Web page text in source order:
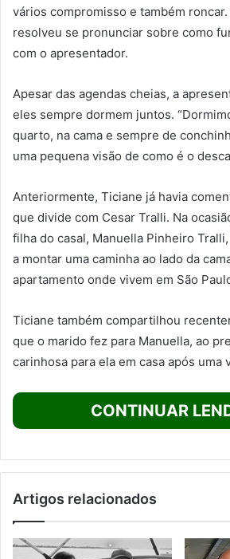
vários compromisso e também
resolveu se pronunciar sobre como
com o apresentador.
Apesar das agendas cheias, a
eles sempre dormem juntos.
quarto, na cama e sempre de
uma pequena visão de como é o
Anteriormente, Ticiane já havia
que divide com Cesar Tralli. Na
filha do casal, Manuella Pinheiro
a montar uma caminha ao lado da
apartamento onde vivem em São
Ticiane também compartilhou
que o marido fez para Manuella, ao
carinhosa para ela em casa após uma
CONTINUAR
Artigos relacionados